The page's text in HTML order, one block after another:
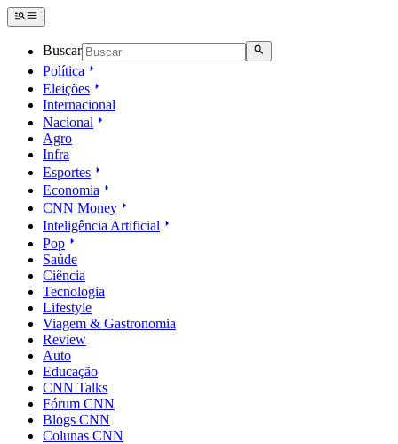
Buscar
Política
Eleições
Internacional
Nacional
Agro
Infra
Esportes
Economia
CNN Money
Inteligência Artificial
Pop
Saúde
Ciência
Tecnologia
Lifestyle
Viagem & Gastronomia
Review
Auto
Educação
CNN Talks
Fórum CNN
Blogs CNN
Colunas CNN